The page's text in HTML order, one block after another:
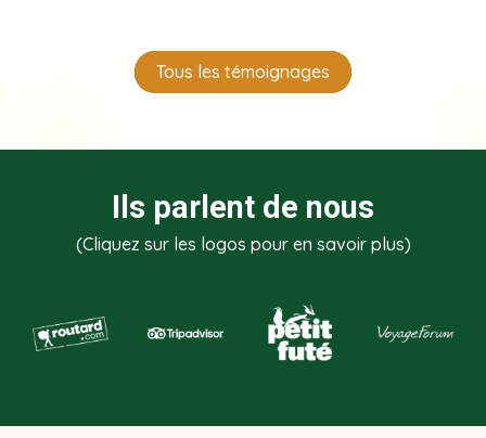
Tous les témoignages
Ils parlent de nous
(Cliquez sur les logos pour en savoir plus)